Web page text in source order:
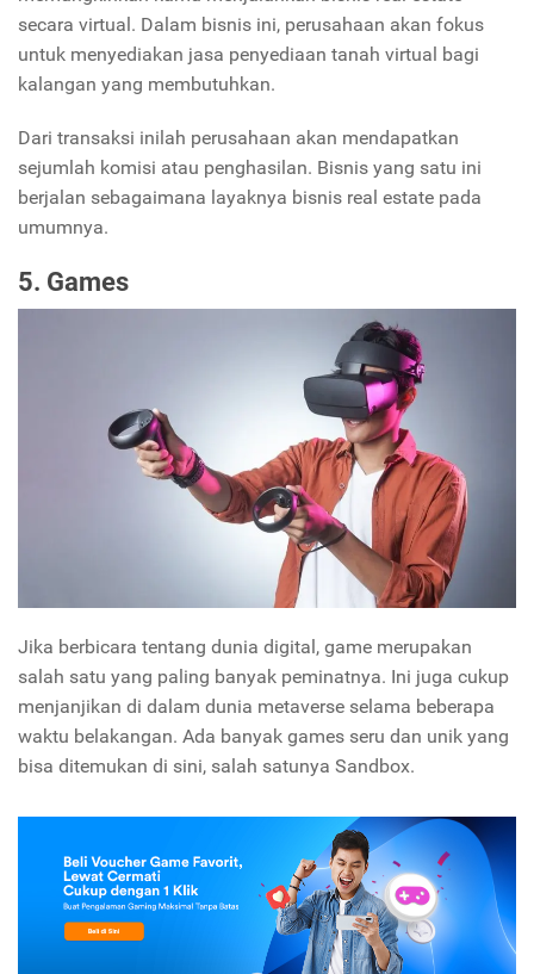
secara virtual. Dalam bisnis ini, perusahaan akan fokus
untuk menyediakan jasa penyediaan tanah virtual bagi
kalangan yang membutuhkan.
Dari transaksi inilah perusahaan akan mendapatkan
sejumlah komisi atau penghasilan. Bisnis yang satu ini
berjalan sebagaimana layaknya bisnis real estate pada
umumnya.
5. Games
Jika berbicara tentang dunia digital, game merupakan
salah satu yang paling banyak peminatnya. Ini juga cukup
menjanjikan di dalam dunia metaverse selama beberapa
waktu belakangan. Ada banyak games seru dan unik yang
bisa ditemukan di sini, salah satunya Sandbox.